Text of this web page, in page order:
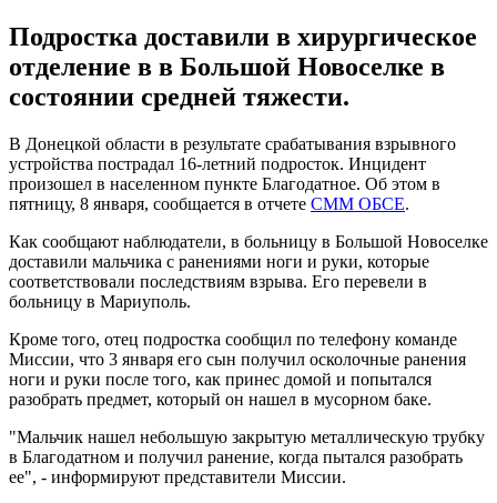
Подростка доставили в хирургическое
отделение в в Большой Новоселке в
состоянии средней тяжести.
В Донецкой области в результате срабатывания взрывного
устройства пострадал 16-летний подросток. Инцидент
произошел в населенном пункте Благодатное. Об этом в
пятницу, 8 января, сообщается в отчете СММ ОБСЕ.
Как сообщают наблюдатели, в больницу в Большой Новоселке
доставили мальчика с ранениями ноги и руки, которые
соответствовали последствиям взрыва. Его перевели в
больницу в Мариуполь.
Кроме того, отец подростка сообщил по телефону команде
Миссии, что 3 января его сын получил осколочные ранения
ноги и руки после того, как принес домой и попытался
разобрать предмет, который он нашел в мусорном баке.
"Мальчик нашел небольшую закрытую металлическую трубку
в Благодатном и получил ранение, когда пытался разобрать
ее", - информируют представители Миссии.